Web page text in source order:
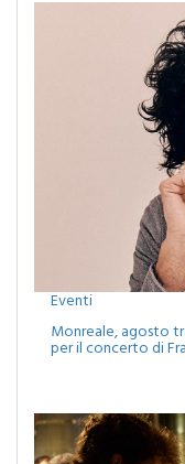
Eventi
Monreale, agosto